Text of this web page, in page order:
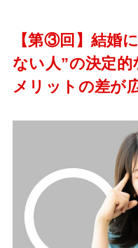
【第③回】結婚
ない人”の決定
メリットの差が